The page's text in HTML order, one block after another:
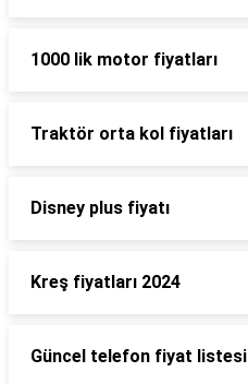
1000 lik motor fiyatları
Traktör orta kol fiyatları
Disney plus fiyatı
Kreş fiyatları 2024
Güncel telefon fiyat listesi